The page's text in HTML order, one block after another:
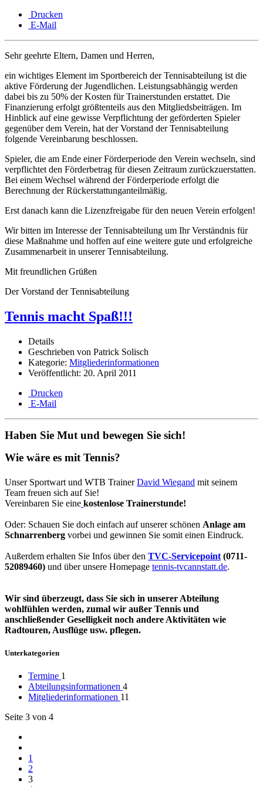
Drucken
E-Mail
Sehr geehrte Eltern, Damen und Herren,
ein wichtiges Element im Sportbereich der Tennisabteilung ist die
aktive Förderung der Jugendlichen. Leistungsabhängig werden
dabei bis zu 50% der Kosten für Trainerstunden erstattet. Die
Finanzierung erfolgt größtenteils aus den Mitgliedsbeiträgen. Im
Hinblick auf eine gewisse Verpflichtung der geförderten Spieler
gegenüber dem Verein, hat der Vorstand der Tennisabteilung
folgende Vereinbarung beschlossen.
Spieler, die am Ende einer Förderperiode den Verein wechseln, sind
verpflichtet den Förderbetrag für diesen Zeitraum zurückzuerstatten.
Bei einem Wechsel während der Förderperiode erfolgt die
Berechnung der Rückerstattunganteilmäßig.
Erst danach kann die Lizenzfreigabe für den neuen Verein erfolgen!
Wir bitten im Interesse der Tennisabteilung um Ihr Verständnis für
diese Maßnahme und hoffen auf eine weitere gute und erfolgreiche
Zusammenarbeit in unserer Tennisabteilung.
Mit freundlichen Grüßen
Der Vorstand der Tennisabteilung
Tennis macht Spaß!!!
Details
Geschrieben von Patrick Solisch
Kategorie: Mitgliederinformationen
Veröffentlicht: 20. April 2011
Drucken
E-Mail
Haben Sie Mut und bewegen Sie sich!
Wie wäre es mit Tennis?
Unser Sportwart und WTB TrainerDavid Wiegand mit seinem
Team freuen sich auf Sie!
Vereinbaren Sie eine kostenlose Trainerstunde!
Oder: Schauen Sie doch einfach auf unserer schönen Anlage am
Schnarrenberg vorbei und gewinnen Sie somit einen Eindruck.
Außerdem erhalten Sie Infos über den TVC-Servicepoint (0711-
52089460) und über unsere Homepage tennis-tvcannstatt.de.
Wir sind überzeugt, dass Sie sich in unserer Abteilung
wohlfühlen werden, zumal wir außer Tennis und
anschließender Geselligkeit noch andere Aktivitäten wie
Radtouren, Ausflüge usw. pflegen.
Unterkategorien
Termine 1
Abteilungsinformationen 4
Mitgliederinformationen 11
Seite 3 von 4
1
2
3